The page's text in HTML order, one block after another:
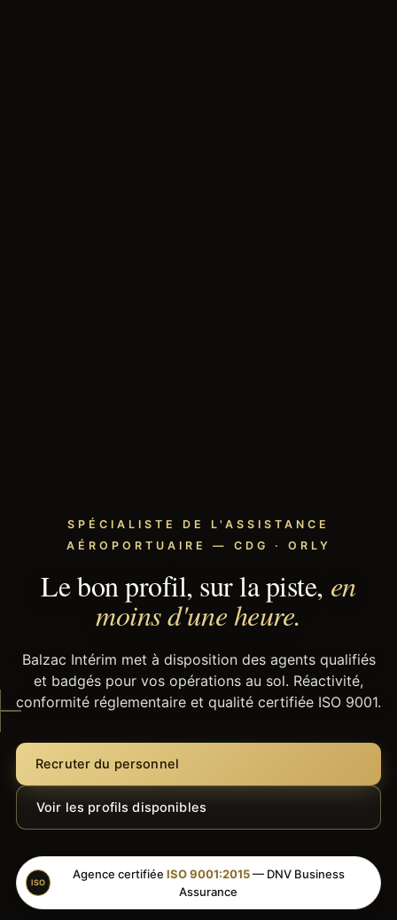
SPÉCIALISTE DE L'ASSISTANCE
AÉROPORTUAIRE — CDG · ORLY
Le bon profil, sur la piste, en
moins d'une heure.
Balzac Intérim met à disposition des agents qualifiés
et badgés pour vos opérations au sol. Réactivité,
conformité réglementaire et qualité certifiée ISO 9001.
Recruter du personnel
Voir les profils disponibles
ISO
Agence certifiée ISO 9001:2015— DNV Business
Assurance